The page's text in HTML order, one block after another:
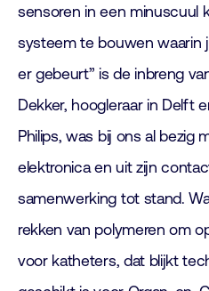
sensoren in een minuscuul
systeem te bouwen waarin
er gebeurt” is de inbreng
Dekker, hoogleraar in Delft
Philips, was bij ons al bezig
elektronica en uit zijn
samenwerking tot stand.
rekken van polymeren om
voor katheters, dat blijkt